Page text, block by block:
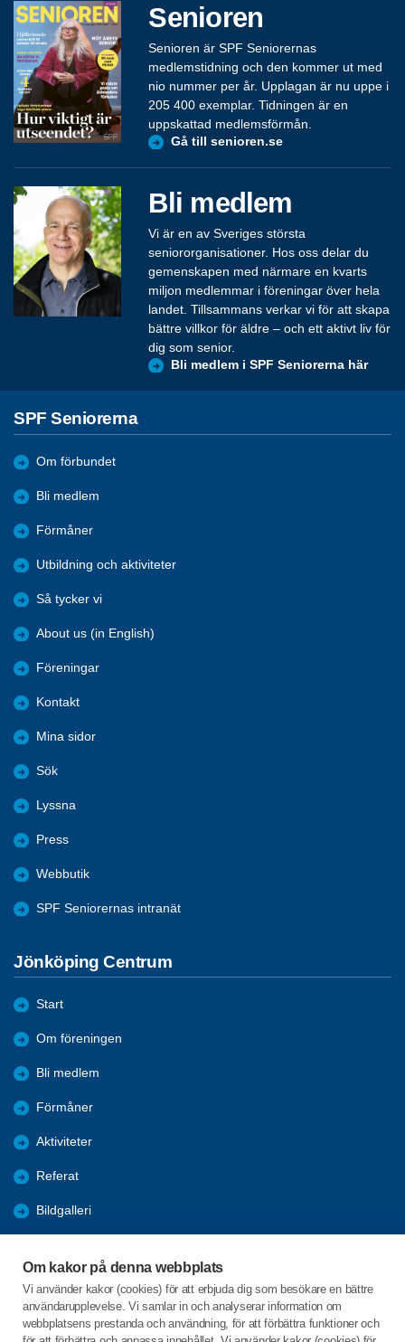
Om kakor på denna webbplats
Vi använder kakor (cookies) för att erbjuda dig som besökare en bättre
användarupplevelse. Vi samlar in och analyserar information om
webbplatsens prestanda och användning, för att förbättra funktioner och
Senioren
Senioren är SPF Seniorernas
medlemstidning och den kommer ut med
nio nummer per år. Upplagan är nu uppe i
205 400 exemplar. Tidningen är en
uppskattad medlemsförmån.
Gå till senioren.se
Bli medlem
Vi är en av Sveriges största
seniororganisationer. Hos oss delar du
gemenskapen med närmare en kvarts
miljon medlemmar i föreningar över hela
landet. Tillsammans verkar vi för att skapa
bättre villkor för äldre – och ett aktivt liv för
dig som senior.
Bli medlem i SPF Seniorerna här
SPF Seniorerna
Om förbundet
Bli medlem
Förmåner
Utbildning och aktiviteter
Så tycker vi
About us (in English)
Föreningar
Kontakt
Mina sidor
Sök
Lyssna
Press
Webbutik
SPF Seniorernas intranät
Jönköping Centrum
Start
Om föreningen
Bli medlem
Förmåner
Aktiviteter
Referat
Bildgalleri
Engagera DIG i vår förening